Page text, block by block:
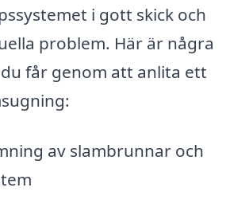
i gott skick och
problem. Här är några
får genom att anlita ett
av slambrunnar och